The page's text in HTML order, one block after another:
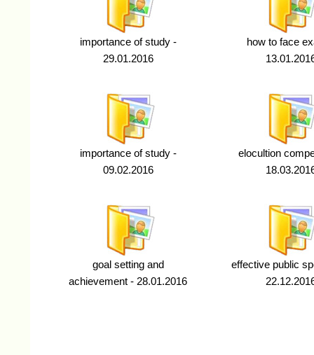
importance of study -
29.01.2016
how to face
importance of study -
09.02.2016
elocultion
goal setting and
achievement - 28.01.2016
effective public